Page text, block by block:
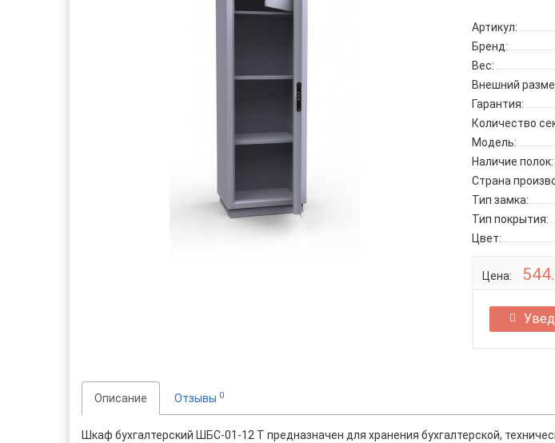
Артикул:
Бренд:
Вес:
Внешний
Гарантия:
Количество
Модель:
Наличие полок:
Страна
Тип замка:
Тип покрытия:
Цвет:
Цена:
Описание Отзывы 0
Шкаф бухгалтерский ШБС-01-12 Т предназначен для хранения бухгалтерской,